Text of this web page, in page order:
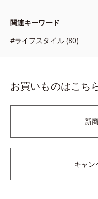
関連キーワード
#ライフスタイル (80)
お買いものはこち
新
キャン